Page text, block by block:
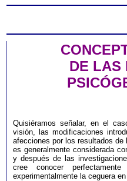
DE LAS
Quisiéramos señalar, en el
visión, las modificaciones
afecciones por los resultados
es generalmente considerada
y después de las
cree conocer
experimentalmente la ceguera